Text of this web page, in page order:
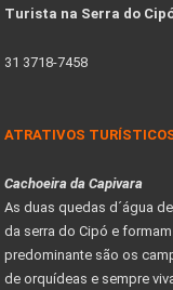
Turista na Serra do
31 3718-7458
ATRATIVOS
Cachoeira da Capivara
As duas quedas d´água
da serra do Cipó e
predominante são os
de orquídeas e sempre